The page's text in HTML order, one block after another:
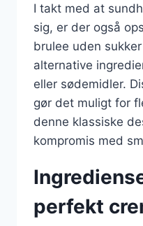
I takt med at
sig, er der også
brulee uden
alternative
eller sødemidler.
gør det muligt for
denne klassiske
kompromis med
perfekt